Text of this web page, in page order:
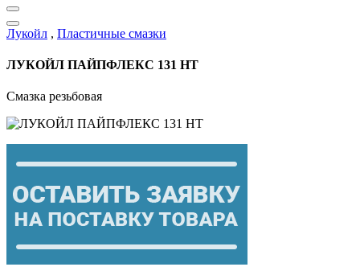
Лукойл , Пластичные смазки
ЛУКОЙЛ ПАЙПФЛЕКС 131 HT
Смазка резьбовая